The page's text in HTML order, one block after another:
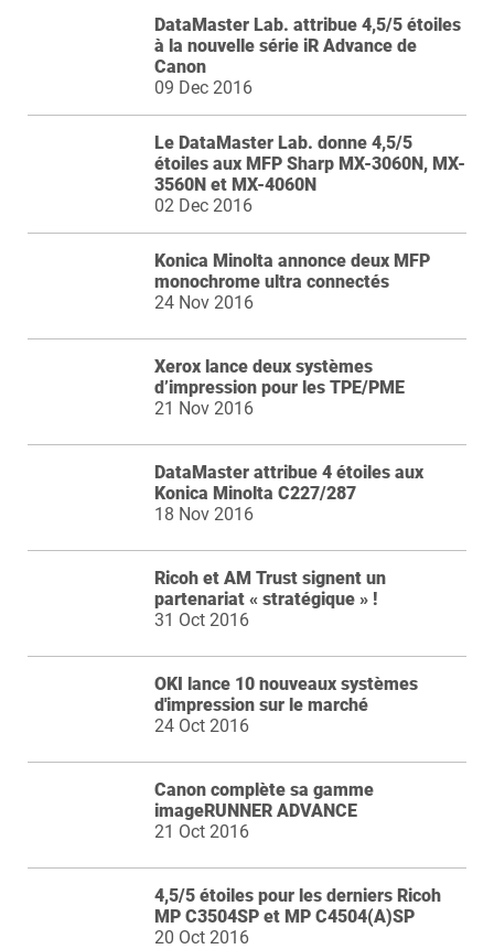
DataMaster Lab. attribue 4,5/5 étoiles
à la nouvelle série iR Advance de
Canon
09 Dec 2016
Le DataMaster Lab. donne 4,5/5
étoiles aux MFP Sharp MX-3060N, MX-
3560N et MX-4060N
02 Dec 2016
Konica Minolta annonce deux MFP
monochrome ultra connectés
24 Nov 2016
Xerox lance deux systèmes
d’impression pour les TPE/PME
21 Nov 2016
DataMaster attribue 4 étoiles aux
Konica Minolta C227/287
18 Nov 2016
Ricoh et AM Trust signent un
partenariat « stratégique » !
31 Oct 2016
OKI lance 10 nouveaux systèmes
d'impression sur le marché
24 Oct 2016
Canon complète sa gamme
imageRUNNER ADVANCE
21 Oct 2016
4,5/5 étoiles pour les derniers Ricoh
MP C3504SP et MP C4504(A)SP
20 Oct 2016